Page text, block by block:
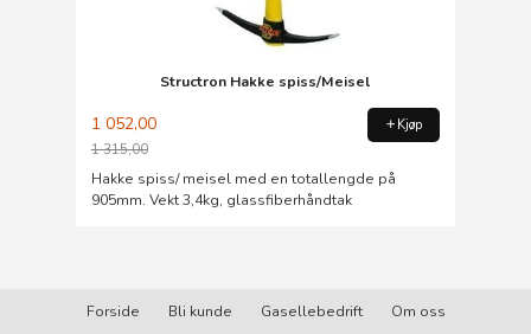
Structron Hakke spiss/Meisel
1 052,00
1 315,00
Rabatt
Kjøp
Hakke spiss/ meisel med en totallengde på
905mm. Vekt 3,4kg, glassfiberhåndtak
Forside Bli kunde Gasellebedrift Om oss